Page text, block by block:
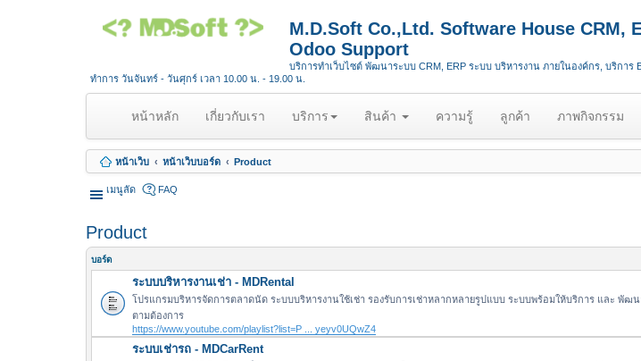
M.D.Soft Co.,Ltd. Software House CRM,
Odoo Support
บริการทำเว็บไซต์ พัฒนาระบบ CRM, ERP ระบบ บริหารงาน ภายในองค์กร, บริการ
ทำการ วันจันทร์ - วันศุกร์ เวลา 10.00 น. - 19.00 น.
หน้าหลัก(
u
r
เกี่ยวกับเรา บริการ สินค้า ความรู้ ลูกค้า ภาพกิจกรรม
หน้าเว็บ หน้าเว็บบอร์ด Product
เมนูลัด FAQ
Product
บอร์ด
ระบบบริหารงานเช่า - MDRental
โปรแกรมบริหารจัดการตลาดนัด ระบบบริหารงานใช้เช่า รองรับการเช่าหลากหลายรูปแบบ ระบบพร้อมให้บริการ และ พัฒ
ตามต้องการ
https://www.youtube.com/playlist?list=P ... yeyv0UQwZ4
ระบบเช่ารถ - MDCarRent